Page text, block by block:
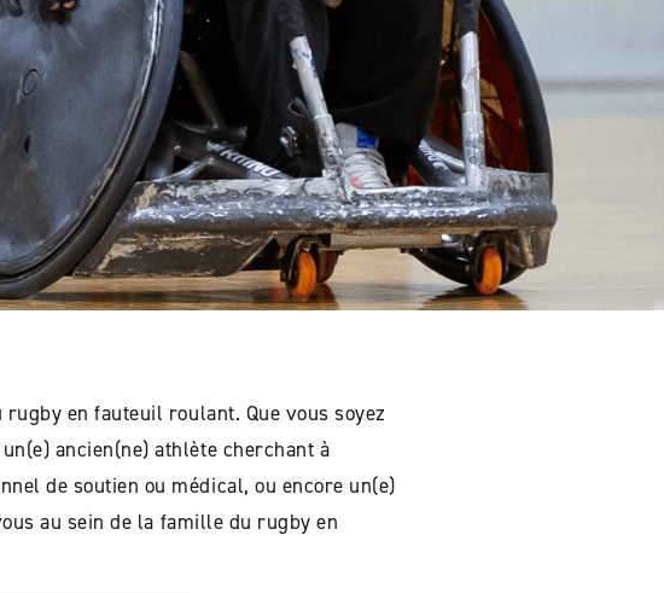
en fauteuil roulant. Que vous soyez
ancien(ne) athlète cherchant à
de soutien ou médical, ou encore un(e)
au sein de la famille du rugby en